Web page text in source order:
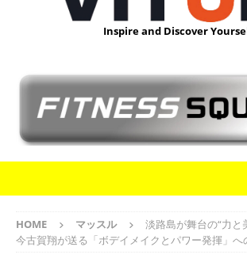
Inspire and Discover
HOME マッスル
淡路島が舞台の“力
今古賀翔が送る「ボデイメイクとパワー発揮」へ